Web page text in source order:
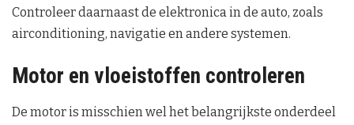
Controleer daarnaast de elektronica in de auto, zoals
airconditioning, navigatie en andere systemen.
Motor en vloeistoffen controleren
De motor is misschien wel het belangrijkste onderdeel